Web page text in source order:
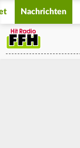
Nachrichten